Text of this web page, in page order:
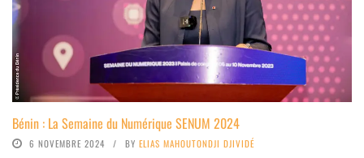
Bénin : La Semaine du Numérique SENUM 2024
6 NOVEMBRE 2024 BY ELIAS MAHOUTONDJI DJIVIDÉ